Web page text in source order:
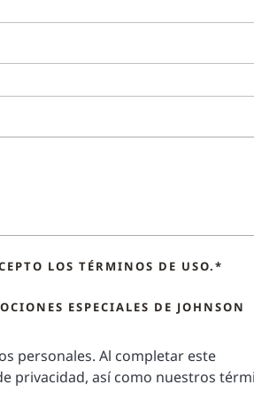
LOS TÉRMINOS DE USO.*
ESPECIALES DE JOHNSON
personales. Al completar este
privacidad, así como nuestros